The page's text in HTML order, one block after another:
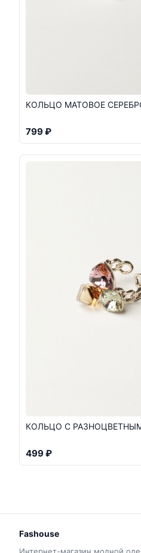
КОЛЬЦО МАТОВОЕ
799 ₽
КОЛЬЦО С
499 ₽
Fashouse